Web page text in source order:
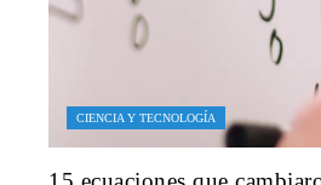
CIENCIA Y TECNOLOGÍA